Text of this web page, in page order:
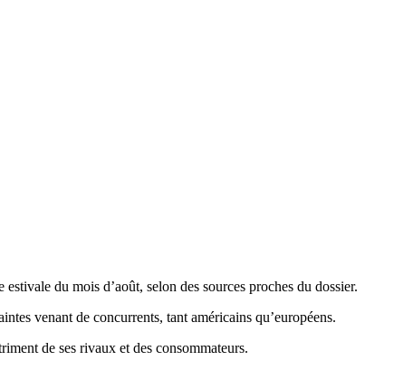
du mois d’août, selon des sources proches du dossier.
venant de concurrents, tant américains qu’européens.
de ses rivaux et des consommateurs.